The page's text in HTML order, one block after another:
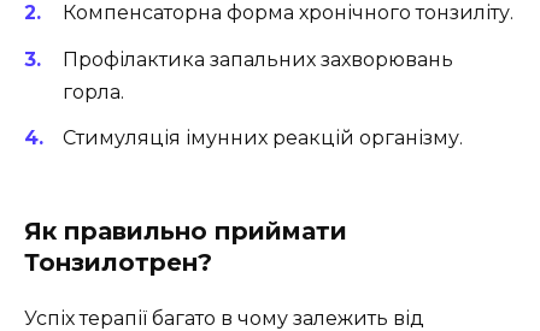
Компенсаторна форма хронічного тонзиліту.
Профілактика запальних захворювань
горла.
Стимуляція імунних реакцій організму.
Як правильно приймати
Тонзилотрен?
Успіх терапії багато в чому залежить від